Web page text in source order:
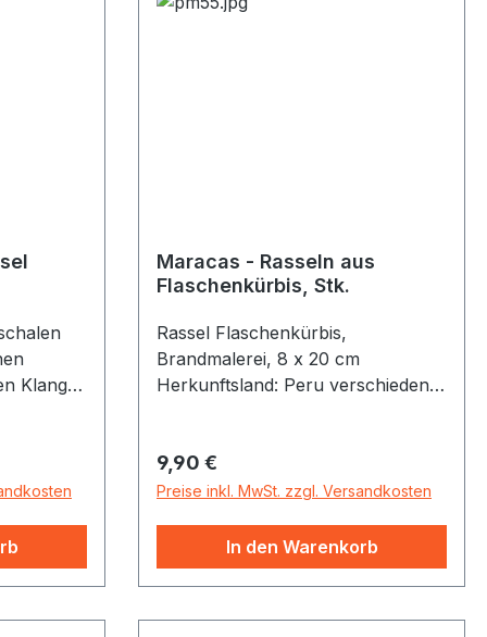
Klang
Maracas - Rasseln aus
Flaschenkürbis, Stk.
Rassel Flaschenkürbis,
Brandmalerei, 8 x 20 cm
Herkunftsland: Peru verschiedene
Regulärer Preis:
9,90 €
Preise inkl. MwSt. zzgl. Versandkosten
In den Warenkorb